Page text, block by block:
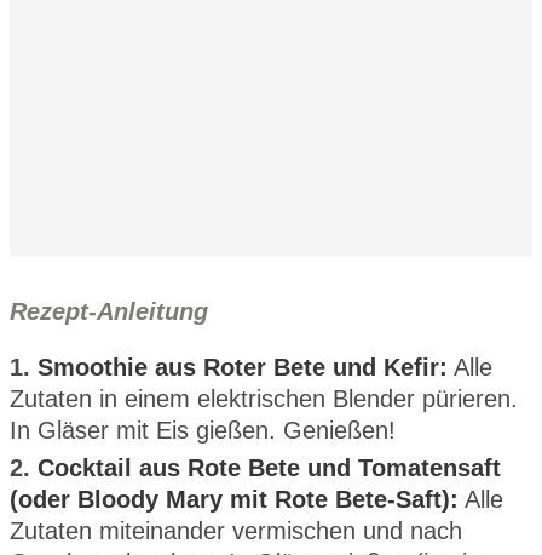
Rezept-Anleitung
1. Smoothie aus Roter Bete und Kefir: Alle
Zutaten in einem elektrischen Blender pürieren.
In Gläser mit Eis gießen. Genießen!
2. Cocktail aus Rote Bete und Tomatensaft
(oder Bloody Mary mit Rote Bete-Saft): Alle
Zutaten miteinander vermischen und nach